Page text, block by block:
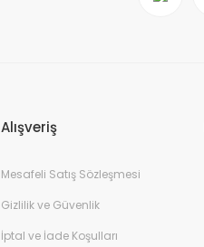
Alışveriş
Mesafeli Satış Sözleşmesi
Gizlilik ve Güvenlik
İptal ve İade Koşulları